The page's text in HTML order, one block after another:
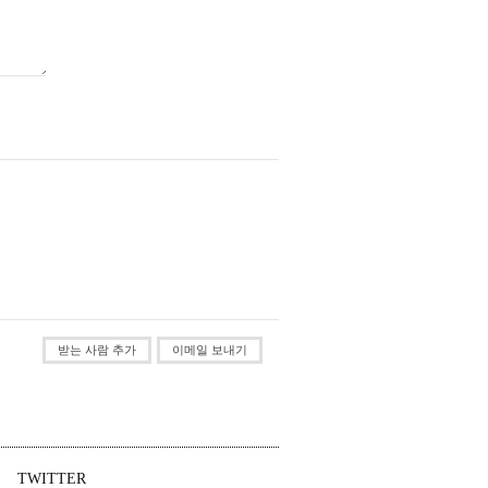
이메일 보내기
받는 사람 추가
TWITTER